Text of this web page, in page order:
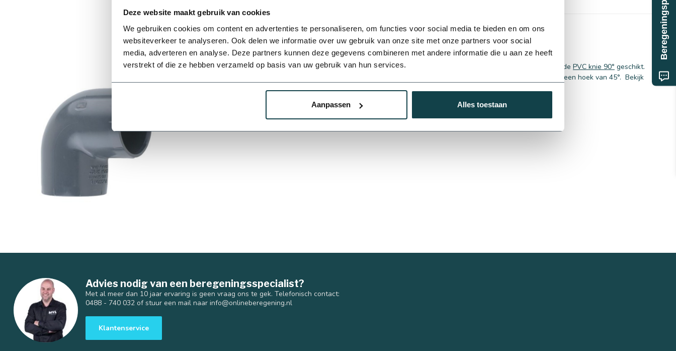
Deze website maakt gebruik van cookies
We gebruiken cookies om content en advertenties te personaliseren, om functies voor social media te bieden en om ons
websiteverkeer te analyseren. Ook delen we informatie over uw gebruik van onze site met onze partners voor social
media, adverteren en analyse. Deze partners kunnen deze gegevens combineren met andere informatie die u aan ze heeft
verstrekt of die ze hebben verzameld op basis van uw gebruik van hun services.
Aanpassen Alles toestaan
Eenvoudig een verbuiging maken van een pvc buis ? Wanneer je depvc buis wil afbuigen in een hoek van 90 graden is de PVC knie 90° geschikt.
in een hoek van 45°. Bekijk
hieronder onze hoogwaardige assortimentpvc kopppelingen.
40 mm 50 mm 63 mm
90 mm
Advies nodig van een beregeningsspecialist?
Met al meer dan 10 jaar ervaring is geen vraag ons te gek. Telefonisch contact:
0488 - 740 032 of stuur een mail naar info@onlineberegening.nl
Klantenservice
Beregeningsplan?